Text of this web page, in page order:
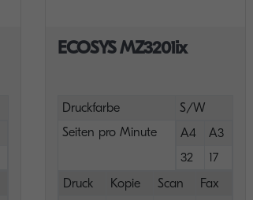
ECOSYS MZ3201ix
Druckfarbe
S/W
Seiten pro Minute
A4
A3
32
17
Druck
Kopie Scan
Fax